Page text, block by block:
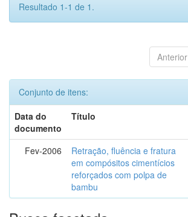
Resultado 1-1 de 1.
Anterior
Conjunto de itens:
Data do
documento
Título
Fev-2006
Retração, fluência e fratura
em compósitos cimentícios
reforçados com polpa de
bambu